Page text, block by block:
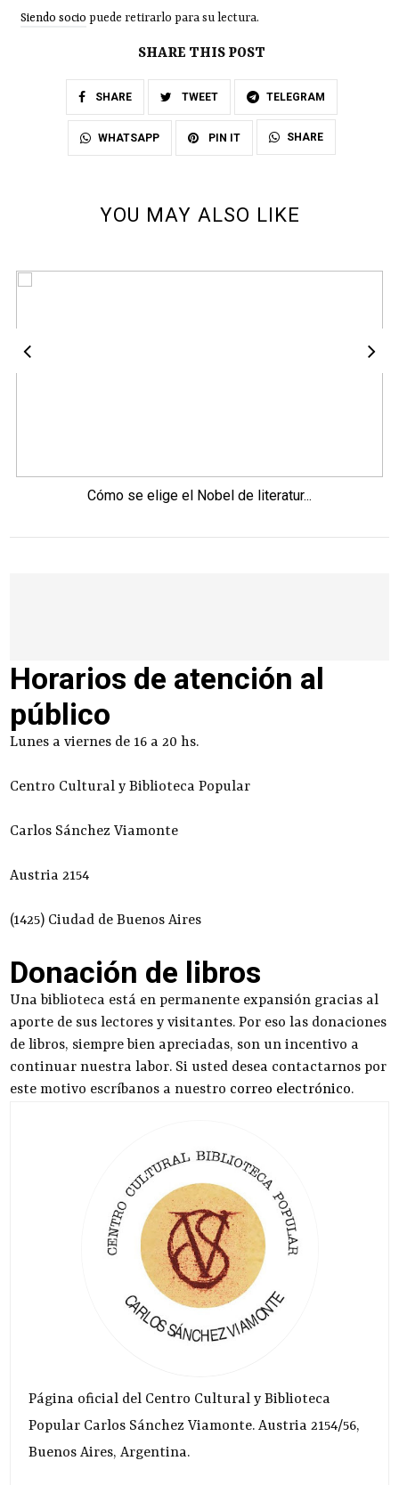
Siendo socio puede retirarlo para su lectura.
SHARE THIS POST
SHARE TWEET TELEGRAM
WHATSAPP PIN IT SHARE
YOU MAY ALSO LIKE
Cómo se elige el Nobel de literatur...
Horarios de atención al
público
Lunes a viernes de 16 a 20 hs.
Centro Cultural y Biblioteca Popular
Carlos Sánchez Viamonte
Austria 2154
(1425) Ciudad de Buenos Aires
Donación de libros
Una biblioteca está en permanente expansión gracias al
aporte de sus lectores y visitantes. Por eso las donaciones
de libros, siempre bien apreciadas, son un incentivo a
continuar nuestra labor. Si usted desea contactarnos por
este motivo escríbanos a nuestro correo electrónico.
Página oficial del Centro Cultural y Biblioteca
Popular Carlos Sánchez Viamonte. Austria 2154/56,
Buenos Aires, Argentina.